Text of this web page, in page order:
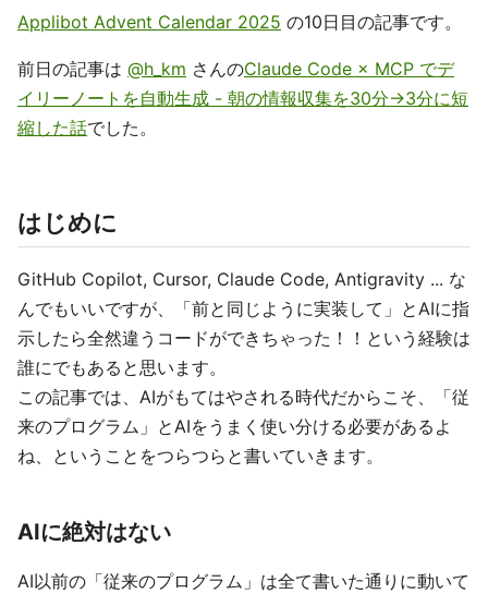
Applibot Advent Calendar 2025 の10日目の記事です。
前日の記事は @h_km さんのClaude Code × MCP でデ
イリーノートを自動生成 - 朝の情報収集を30分→3分に短
縮した話でした。
はじめに
GitHub Copilot, Cursor, Claude Code, Antigravity ... な
んでもいいですが、「前と同じように実装して」とAIに指
示したら全然違うコードができちゃった！！という経験は
誰にでもあると思います。
この記事では、AIがもてはやされる時代だからこそ、「従
来のプログラム」とAIをうまく使い分ける必要があるよ
ね、ということをつらつらと書いていきます。
AIに絶対はない
AI以前の「従来のプログラム」は全て書いた通りに動いて